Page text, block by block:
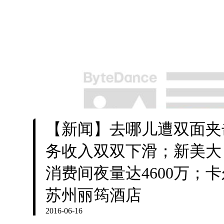
【新闻】去哪儿遭双面
务收入双双下滑；新美
消费间夜量达4600万；
苏州丽筠酒店
2016-06-16